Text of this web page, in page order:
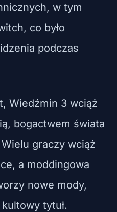
w tym
co było
podczas
Wiedźmin 3 wciąż
bogactwem świata
graczy wciąż
a moddingowa
nowe mody,
tytuł.